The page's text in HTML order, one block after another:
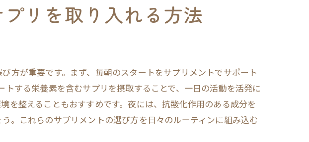
リを取り入れる方法
方が重要です。まず、毎朝のスタートをサプリメントでサポート
する栄養素を含むサプリを摂取することで、一日の活動を活発に
を整えることもおすすめです。夜には、抗酸化作用のある成分を
。これらのサプリメントの選び方を日々のルーティンに組み込む